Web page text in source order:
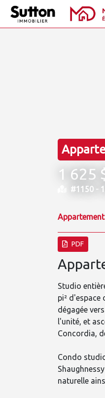
1 625
#1150 -
Appartement
PDF
Studio
pi² d'espace
dégagée
l'unité, et
Concordia,
Condo
naturelle